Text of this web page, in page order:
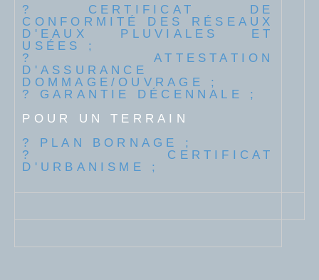
? CERTIFICAT DE
CONFORMITÉ DES RÉSEAUX
D'EAUX PLUVIALES ET
USÉES ;
? ATTESTATION
D'ASSURANCE
DOMMAGE/OUVRAGE ;
? GARANTIE DÉCENNALE ;
POUR UN TERRAIN
? PLAN BORNAGE ;
? CERTIFICAT
D'URBANISME ;